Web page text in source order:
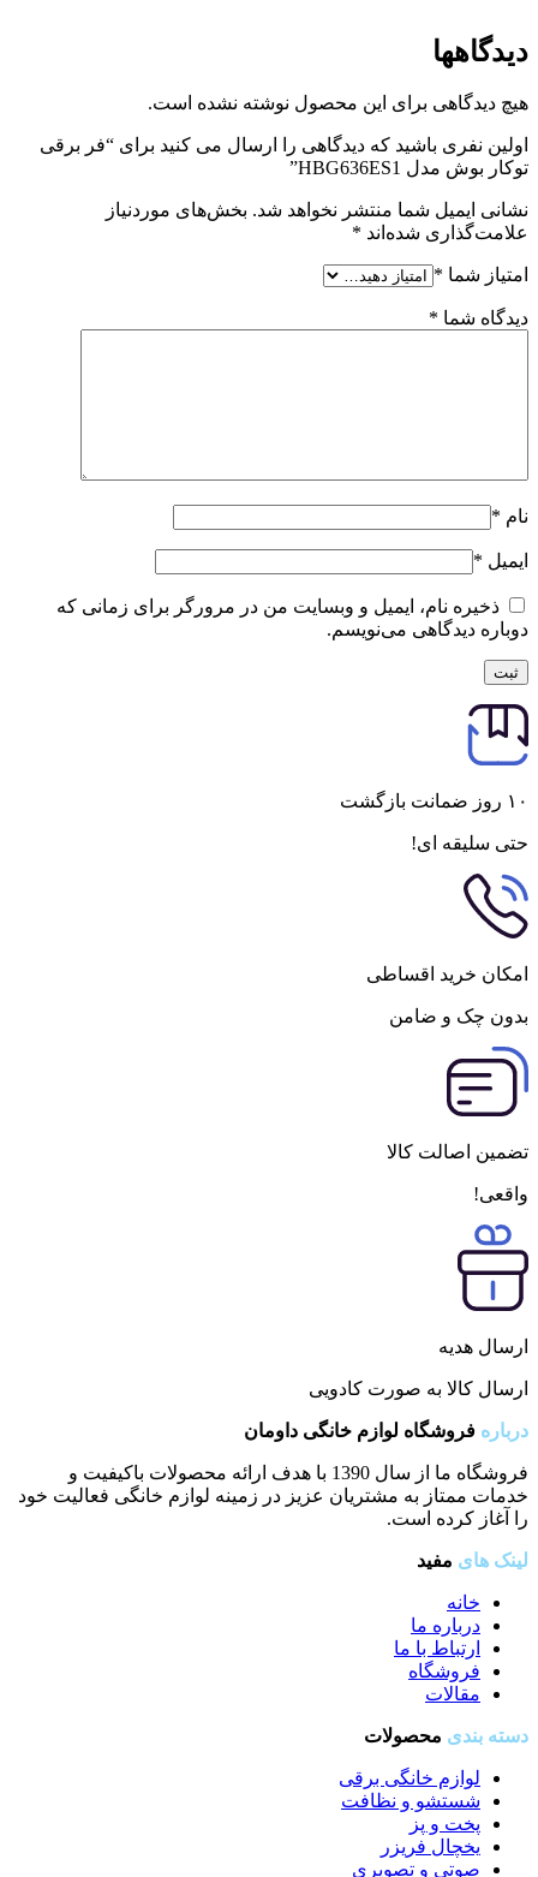
دیدگاهها
هیچ دیدگاهی برای این محصول نوشته نشده است.
اولین نفری باشید که دیدگاهی را ارسال می کنید برای “فر برقی
توکار بوش مدل HBG636ES1”
نشانی ایمیل شما منتشر نخواهد شد. بخش‌های موردنیاز
علامت‌گذاری شده‌اند *
امتیاز شما *
دیدگاه شما *
نام *
ایمیل *
ذخیره نام، ایمیل و وبسایت من در مرورگر برای زمانی که
دوباره دیدگاهی می‌نویسم.
۱۰ روز ضمانت بازگشت
حتی سلیقه ای!
امکان خرید اقساطی
بدون چک و ضامن
تضمین اصالت کالا
واقعی!
ارسال هدیه
ارسال کالا به صورت کادویی
درباره فروشگاه لوازم خانگی داومان
فروشگاه ما از سال 1390 با هدف ارائه محصولات باکیفیت و
خدمات ممتاز به مشتریان عزیز در زمینه لوازم خانگی فعالیت خود
را آغاز کرده است.
لینک های مفید
خانه
درباره ما
ارتباط با ما
فروشگاه
مقالات
دسته بندی محصولات
لوازم خانگی برقی
شستشو و نظافت
پخت و پز
یخچال فریزر
صوتی و تصویری